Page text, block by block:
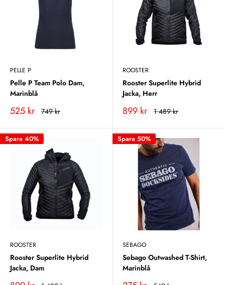
PELLE P
Pelle P Team Polo Dam,
Marinblå
Vårt
525 kr Rekommenderat
749 kr
ROOSTER
Rooster Superlite Hybrid
Jacka, Herr
Vårt
899 kr Rekommenderat
1 489 kr
Spara 40%
ROOSTER
Rooster Superlite Hybrid
Jacka, Dam
Spara 50%
SEBAGO
Sebago Outwashed T-Shirt,
Marinblå